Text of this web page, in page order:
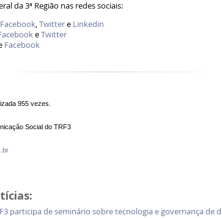
da 3ª Região nas redes sociais:
Facebook,Twittere Linkedin
eTwitter
Facebook
955 vezes.
Social do TRF3
participa de seminário sobre tecnologia e governança de